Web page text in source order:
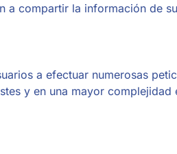
a compartir la información de
a efectuar numerosas
y en una mayor